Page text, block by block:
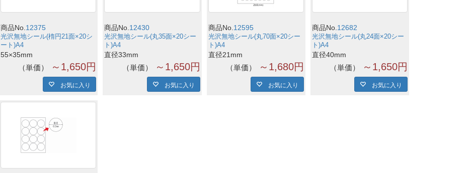
商品No.12375
光沢無地シール(楕円21面×20シ
ート)A4
55×35mm
単価 ～1,650円
お気に入り
商品No.12430
光沢無地シール(丸35面×20シー
ト)A4
直径33mm
単価 ～1,650円
お気に入り
商品No.12595
光沢無地シール(丸70面×20シー
ト)A4
直径21mm
単価 ～1,680円
お気に入り
商品No.12682
光沢無地シール(丸24面×20シー
ト)A4
直径40mm
単価 ～1,650円
お気に入り